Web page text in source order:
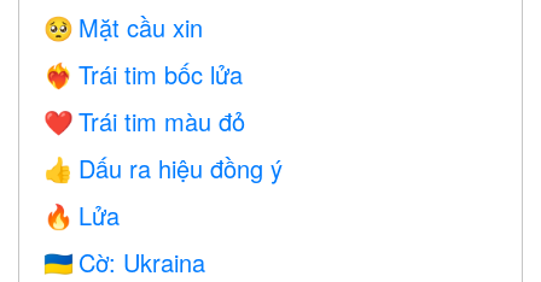
🥺 Mặt cầu xin
❤️‍🔥 Trái tim bốc lửa
❤️ Trái tim màu đỏ
👍 Dấu ra hiệu đồng ý
🔥 Lửa
🇺🇦 Cờ: Ukraina